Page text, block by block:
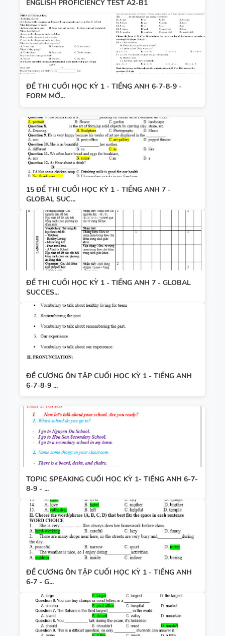
ENGLISH PROFICIENCY TEST A2-B1
ĐỀ THI CUỐI HỌC KỲ 1 - TIẾNG ANH 6-7-8-9 -
FORM MỚ...
15 ĐỀ THI CUỐI HỌC KỲ 1 - TIẾNG ANH 7 -
GLOBAL SUC...
ĐỀ THI CUỐI HỌC KỲ 1 - TIẾNG ANH 7 - GLOBAL
SUCCES...
ĐỀ CƯƠNG ÔN TẬP CUỐI HỌC KỲ 1 - TIẾNG ANH
6-7-8-9 ...
TOPIC SPEAKING CUỐI HỌC KỲ 1- TIẾNG ANH 6-7-
8-9 - ...
ĐỀ CƯƠNG ÔN TẬP CUỐI HỌC KỲ 1 - TIẾNG ANH
6-7 - G...